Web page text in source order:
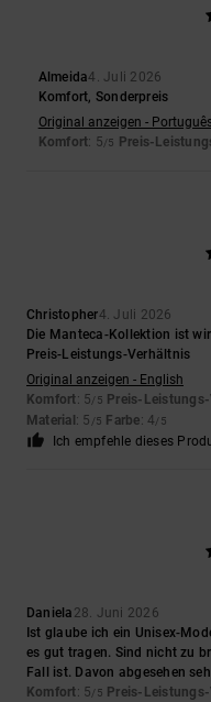
Almeida4. Juli 2026
Komfort, Sonderpreis
Original anzeigen -
Komfort: 5/5 Preis-
Christopher4. Juli 2026
Die Manteca-Kollektion ist
Preis-Leistungs-Verhältnis
Original anzeigen - English
Komfort: 5/5 Preis-
Material : 5 /5 Farbe: 4/5
Ich empfehle dieses
Daniela 28. Juni 2026
Ist glaube ich ein Unisex-
es gut tragen. Sind nicht zu
Fall ist. Davon abgesehen
Komfort: 5/5 Preis-